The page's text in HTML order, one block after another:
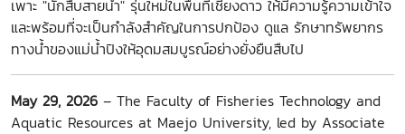
เพาะ "นักสืบสายน้ำ" รุ่นใหม่ในพื้นที่เชียงดาว ให้มีความรู้ความเข้าใจ
และพร้อมที่จะเป็นกำลังสำคัญในการปกป้อง ดูแล รักษาทรัพยากร
ทางน้ำของแม่น้ำปิงให้อุดมสมบูรณ์อย่างยั่งยืนสืบไป
May 29, 2026 – The Faculty of Fisheries Technology and
Aquatic Resources at Maejo University, led by Associate